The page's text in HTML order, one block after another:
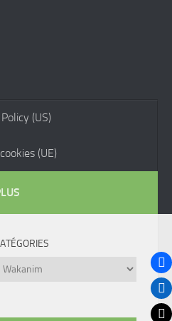
(US)
(UE)
Catégories